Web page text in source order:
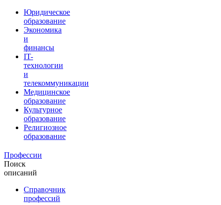
Юридическое
образование
Экономика
и
финансы
IT-
технологии
и
телекоммуникации
Медицинское
образование
Культурное
образование
Религиозное
образование
Профессии
Поиск
описаний
Справочник
профессий